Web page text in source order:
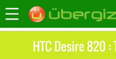
HTC Desire 820